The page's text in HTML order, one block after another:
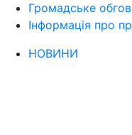
Громадське
Інформація про
НОВИНИ